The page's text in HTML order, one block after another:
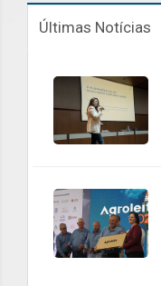
Últimas Notícias